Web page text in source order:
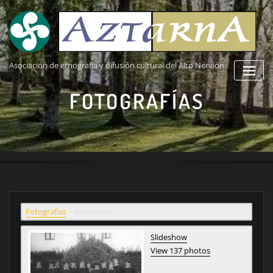
Saltar
al
contenido
Asociación de etnografía y difusión cultural del Alto Nervión
FOTOGRAFÍAS
Fotografías>
Slideshow
View 137 photos